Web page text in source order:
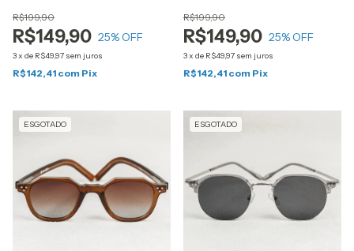
R$149,90
R$199,90
25% OFF
3x de R$49,97 sem juros
R$142,41 com Pix
R$149,90
R$199,90
25% OFF
3x de R$49,97 sem juros
R$142,41 com Pix
ESGOTADO ESGOTADO